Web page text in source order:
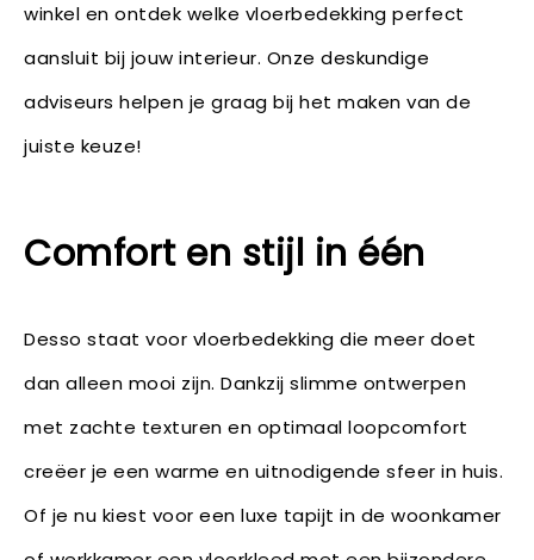
winkel en ontdek welke vloerbedekking perfect
aansluit bij jouw interieur. Onze deskundige
adviseurs helpen je graag bij het maken van de
juiste keuze!
Comfort en stijl in één
Desso staat voor vloerbedekking die meer doet
dan alleen mooi zijn. Dankzij slimme ontwerpen
met zachte texturen en optimaal loopcomfort
creëer je een warme en uitnodigende sfeer in huis.
Of je nu kiest voor een luxe tapijt in de woonkamer